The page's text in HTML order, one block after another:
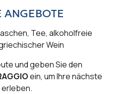
ANGEBOTE
Tee, alkoholfreie
Wein
und geben Sie den
ein, um Ihre nächste